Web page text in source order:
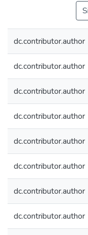
dc.contributor.author
dc.contributor.author
dc.contributor.author
dc.contributor.author
dc.contributor.author
dc.contributor.author
dc.contributor.author
dc.contributor.author